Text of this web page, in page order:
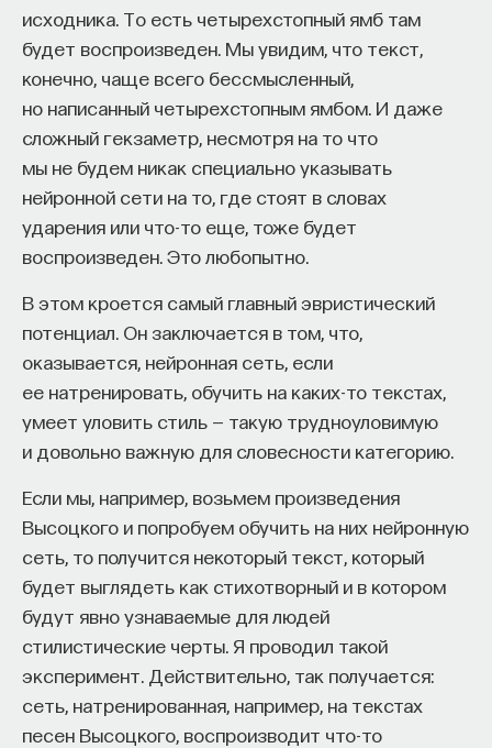
исходника. То есть четырехстопный ямб там
будет воспроизведен. Мы увидим, что текст,
конечно, чаще всего бессмысленный,
но написанный четырехстопным ямбом. И даже
сложный гекзаметр, несмотря на то что
мы не будем никак специально указывать
нейронной сети на то, где стоят в словах
ударения или что-то еще, тоже будет
воспроизведен. Это любопытно.
В этом кроется самый главный эвристический
потенциал. Он заключается в том, что,
оказывается, нейронная сеть, если
ее натренировать, обучить на каких-то текстах,
умеет уловить стиль — такую трудноуловимую
и довольно важную для словесности категорию.
Если мы, например, возьмем произведения
Высоцкого и попробуем обучить на них нейронную
сеть, то получится некоторый текст, который
будет выглядеть как стихотворный и в котором
будут явно узнаваемые для людей
стилистические черты. Я проводил такой
эксперимент. Действительно, так получается:
сеть, натренированная, например, на текстах
песен Высоцкого, воспроизводит что-то
дифракция, которая не позволяет вам сжать свет
меньше некоторого размера. Уменьшить размер
фотона существенно меньше длины волны крайне
сложно. С технической точки зрения вам
необходимы огромные линзы. Поднести огромную
линзу близко к одиночному атому — плохо
реализуемая задача.
Можно менять сами атомы. Заменять их,
например, на искусственные атомы, таких атомов
много. Искусственными атомами могут служить
центры окраски в кристаллах. Кристаллы могут
быть разные: кто-то использует кремний, потому
что он очень хорошо изучен, кто-то — кварц,
самый популярный — это алмаз. Другими
искусственными атомами могут быть квантовые
в которых за счет их маленького размера может
существовать только одно возбуждение. Из-за
ограничения размера квантовой точки
ее характерная частота или цвет также
определятся размером. Получается аналог
атома, у которого можно выбрать частоту.
Замена атомов на искусственные решает лишь
одну проблему: позволяет разместить